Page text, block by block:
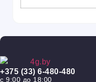
+375 (33) 6-480-480
с 9:00 до 18:00